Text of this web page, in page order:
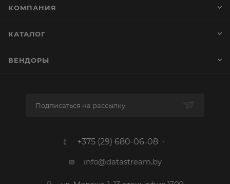
КОМПАНИЯ
КАТАЛОГ
ВЕНДОРЫ
Подписаться на рассылку
+375 (29) 680-06-08
info@datastream.by